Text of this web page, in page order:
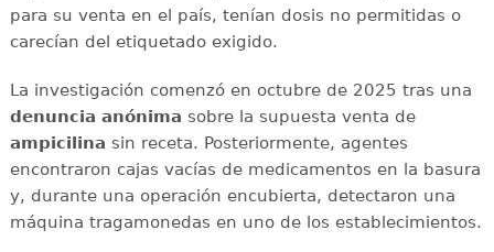
para su venta en el país, tenían dosis no permitidas o
carecían del etiquetado exigido.
La investigación comenzó en octubre de 2025 tras una
denuncia anónima sobre la supuesta venta de
ampicilina sin receta. Posteriormente, agentes
encontraron cajas vacías de medicamentos en la basura
y, durante una operación encubierta, detectaron una
máquina tragamonedas en uno de los establecimientos.